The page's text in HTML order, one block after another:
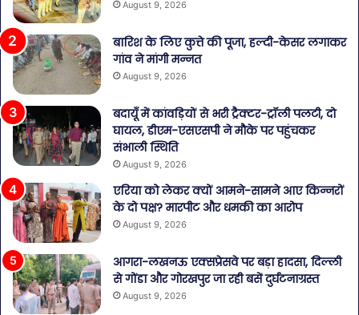
August 9, 2026
बारिश के लिए कुत्ते की पूजा, हल्दी-केसर लगाकर
गांव ने मांगी मन्नत
August 9, 2026
बदायूँ में कांवड़ियों से भरी ट्रैक्टर-ट्रॉली पलटी, दो
घायल, डीएम-एसएसपी ने मौके पर पहुंचकर
संभाली स्थिति
August 9, 2026
एरिया को लेकर क्यों आमने-सामने आए किन्नरों
के दो पक्ष? मारपीट और धमकी का आरोप
August 9, 2026
आगरा-लखनऊ एक्सप्रेसवे पर बड़ा हादसा, दिल्ली
से गोंडा और गोरखपुर जा रही बसें दुर्घटनाग्रस्त
August 9, 2026